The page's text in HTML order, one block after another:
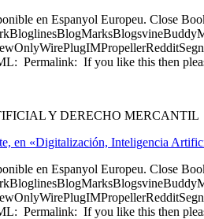
en Espanyol Europeu. Close
Permalink: If you like this then
Y DERECHO MERCANTIL
en «Digitalización, Inteligencia
en Espanyol Europeu. Close
Permalink: If you like this then